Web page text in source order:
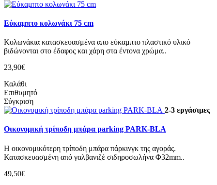
Εύκαμπτο κολωνάκι 75 cm
Κολωνάκια κατασκευασμένα απο εύκαμπτο πλαστικό υλικό
βιδώνονται στο έδαφος και χάρη στα έντονα χρώμα..
23,90€
Καλάθι
Επιθυμητό
Σύγκριση
2-3 εργάσιμες
Οικονομική τρίποδη μπάρα parking PARK-BLA
Η οικονομικότερη τρίποδη μπάρα πάρκινγκ της αγοράς.
Κατασκευασμένη από γαλβανιζέ σιδηροσωλήνα Φ32mm..
49,50€